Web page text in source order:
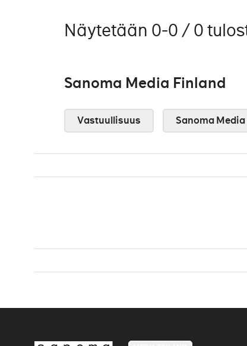
Näytetään 0-0 / 0
Sanoma Media Finland
Vastuullisuus Sanoma